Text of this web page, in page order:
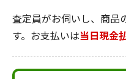
査定員がお伺いし、商品
す。お支払いは当日現金